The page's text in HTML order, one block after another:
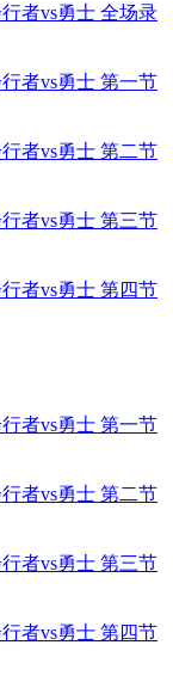
者vs勇士 全场录
者vs勇士 第一节
者vs勇士 第二节
者vs勇士 第三节
者vs勇士 第四节
者vs勇士 第一节
者vs勇士 第二节
者vs勇士 第三节
者vs勇士 第四节